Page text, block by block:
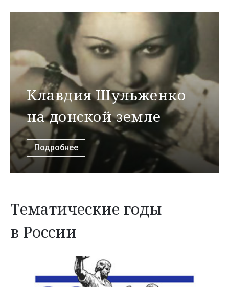
Клавдия Шульженко
на донской земле
Подробнее
Тематические годы
в России